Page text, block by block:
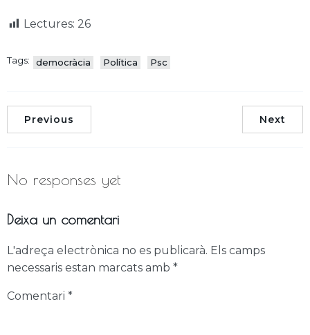
Lectures: 26
Tags: democràcia Política Psc
Previous Next
No responses yet
Deixa un comentari
L'adreça electrònica no es publicarà. Els camps
necessaris estan marcats amb *
Comentari *